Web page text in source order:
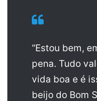
“Estou bem,
pena. Tudo
vida boa e é
beijo do Bom